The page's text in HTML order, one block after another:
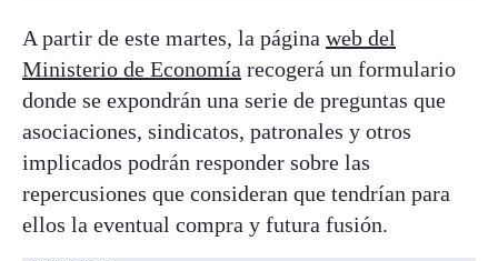
A partir de este martes, la página web del
Ministerio de Economía recogerá un formulario
donde se expondrán una serie de preguntas que
asociaciones, sindicatos, patronales y otros
implicados podrán responder sobre las
repercusiones que consideran que tendrían para
ellos la eventual compra y futura fusión.